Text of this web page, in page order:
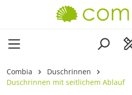
Zum Hauptinhalt springen
Combia
Duschrinnen
Duschrinnen mit seitlichem Ablauf